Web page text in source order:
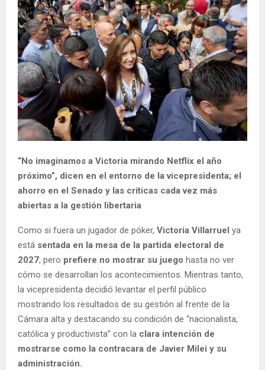
“No imaginamos a Victoria mirando Netflix el año
próximo”, dicen en el entorno de la vicepresidenta; el
ahorro en el Senado y las críticas cada vez más
abiertas a la gestión libertaria
Como si fuera un jugador de póker, Victoria Villarruel ya
está sentada en la mesa de la partida electoral de
2027, pero prefiere no mostrar su juego hasta no ver
cómo se desarrollan los acontecimientos. Mientras tanto,
la vicepresidenta decidió levantar el perfil público
mostrando los resultados de su gestión al frente de la
Cámara alta y destacando su condición de “nacionalista,
católica y productivista” con la clara intención de
mostrarse como la contracara de Javier Milei y su
administración.